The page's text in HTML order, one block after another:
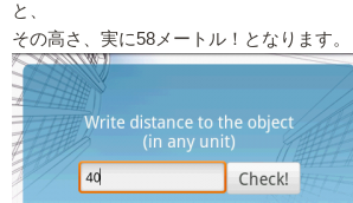
と、
その高さ、実に58メートル！となります。